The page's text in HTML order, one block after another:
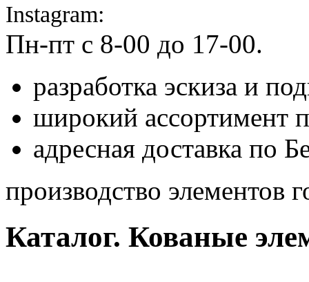
Instagram:
Пн-пт c 8-00 до 17-00.
разработка эскиза и
широкий ассортимент
адресная доставка по
производство элементов
Каталог. Кованые